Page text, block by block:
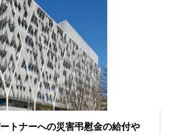
トナーへの災害弔慰金の給付や